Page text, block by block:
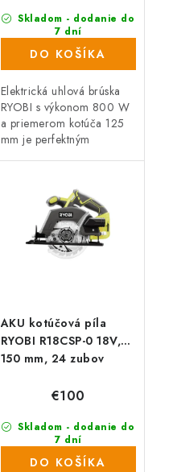
Skladom - dodanie do
7 dní
(227 ks)
DO KOŠÍKA
Elektrická uhlová brúska
RYOBI s výkonom 800 W
a priemerom kotúča 125
mm je perfektným
remeselníkov. Dodávaná v
praktickej taške.
AKU kotúčová píla
RYOBI R18CSP-0 18V,
150 mm, 24 zubov
Skladom - dodanie do
7 dní
(558 ks)
€100
DO KOŠÍKA